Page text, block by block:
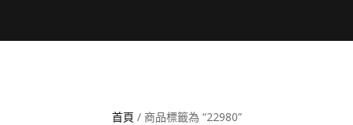
首頁 / 商品標籤為 “22980”